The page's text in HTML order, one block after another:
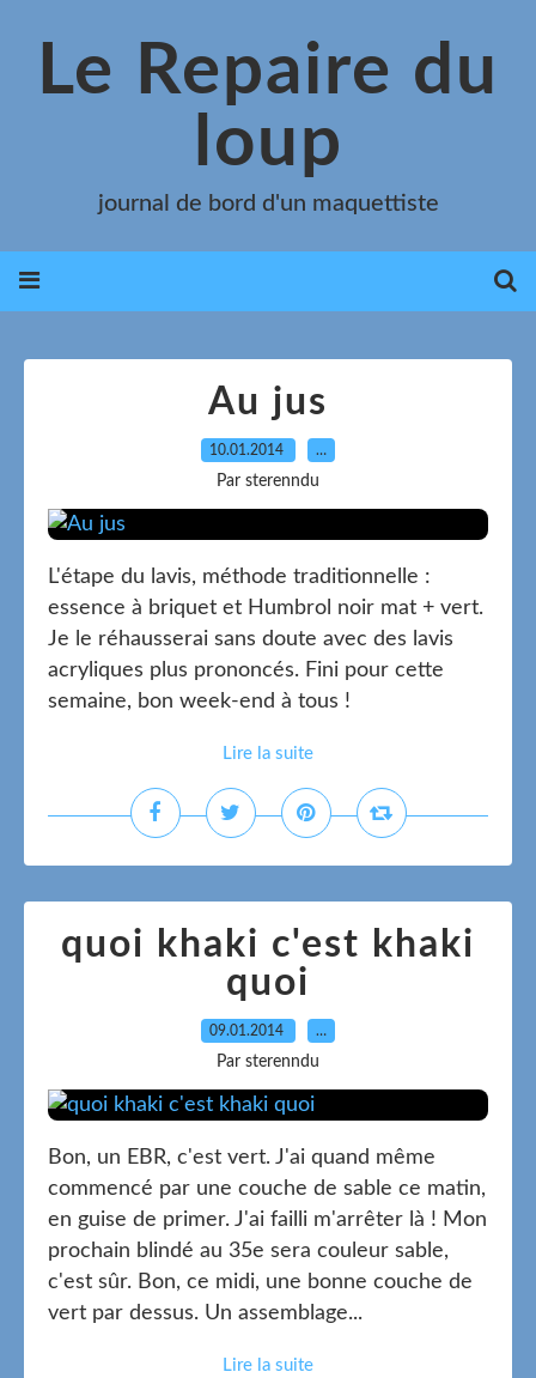
Le Repaire du
loup
journal de bord d'un maquettiste
Au jus
10.01.2014 …
Par sterenndu
L'étape du lavis, méthode traditionnelle :
essence à briquet et Humbrol noir mat + vert.
Je le réhausserai sans doute avec des lavis
acryliques plus prononcés. Fini pour cette
semaine, bon week-end à tous !
Lire la suite
quoi khaki c'est khaki
quoi
09.01.2014 …
Par sterenndu
Bon, un EBR, c'est vert. J'ai quand même
commencé par une couche de sable ce matin,
en guise de primer. J'ai failli m'arrêter là ! Mon
prochain blindé au 35e sera couleur sable,
c'est sûr. Bon, ce midi, une bonne couche de
vert par dessus. Un assemblage...
Lire la suite